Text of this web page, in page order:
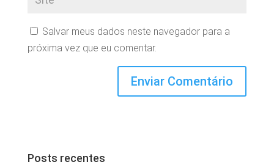
Salvar meus dados neste navegador para a
próxima vez que eu comentar.
Posts recentes